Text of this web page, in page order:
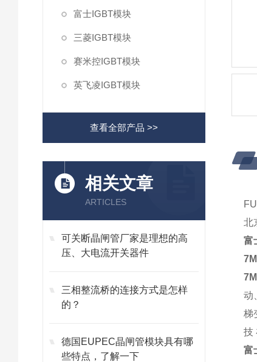
富士IGBT模块
三菱IGBT模块
赛米控IGBT模块
英飞凌IGBT模块
查看全部产品 >>
相关文章
ARTICLES
可关断晶闸管厂家是理想的高
压、大电流开关器件
三相整流桥的连接方式是怎样
的？
德国EUPEC晶闸管模块具有哪
些特点，了解一下
北
富
动
梯
技
富